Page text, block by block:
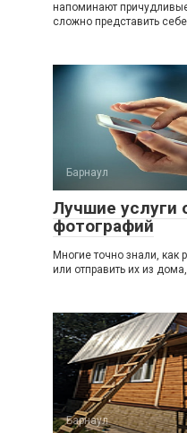
напоминают
сложно представить
Барнаул
Лучшие услуги
фотографий
Многие точно знали, как
или отправить их из
Барнаул